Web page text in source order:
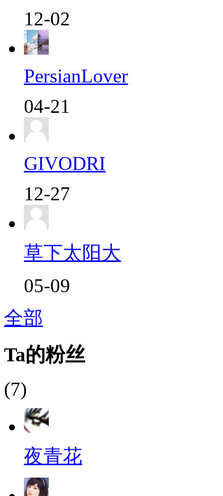
12-02
PersianLover
04-21
GIVODRI
12-27
草下太阳大
05-09
全部
Ta的粉丝
(7)
夜青花